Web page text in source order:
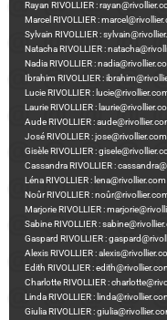
Rayan RIVOLLIER :
Marcel RIVOLLIER :
Sylvain RIVOLLIER :
Natacha RIVOLLIER :
Nadia RIVOLLIER :
Ibrahim RIVOLLIER :
Lucie RIVOLLIER :
Laurie RIVOLLIER :
Aude RIVOLLIER :
José RIVOLLIER :
Gisèle RIVOLLIER :
Cassandra RIVOLLIER :
Léna RIVOLLIER :
Noûr RIVOLLIER :
Marjorie RIVOLLIER :
Sabine RIVOLLIER :
Gaspard RIVOLLIER :
Alexis RIVOLLIER :
Edith RIVOLLIER :
Charlotte RIVOLLIER :
Linda RIVOLLIER :
Giulia RIVOLLIER :